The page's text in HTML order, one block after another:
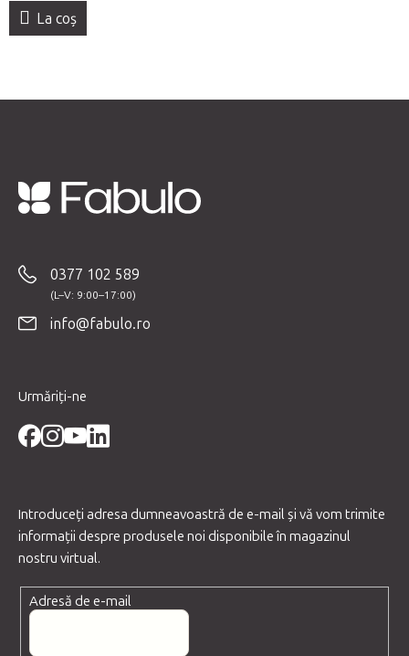
Systém MUDr.
Smíšek
La coş
0377 102 589
info@fabulo.ro
Urmăriți-ne
Introduceţi adresa dumneavoastră de e-mail şi vă vom trimite
informaţii despre produsele noi disponibile în magazinul
nostru virtual.
Adresă de e-mail